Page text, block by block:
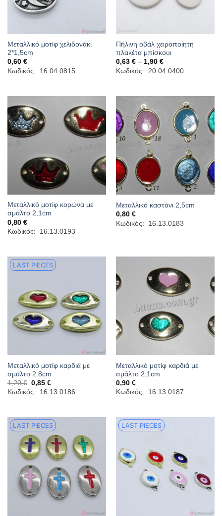
Μεταλλικό μοτίφ χελιδονάκι
2*1,5cm
0,60 €
Κωδικός: 16.04.0815
Πήλινη οβάλ χειροποίητη
πλακέτα μπίσκουι
0,63 € – 1,90 €Price
range:
0,63 €
Κωδικός: 20.04.0400
Μεταλλικό μοτίφ κορώνα με
σμάλτο 2,1cm
0,80 €
Κωδικός: 16.13.0193
Μεταλλικό καστόνι 2,5cm
0,80 €
Κωδικός: 16.13.0183
LAST PIECES
Μεταλλικό μοτίφ καρδιά με
σμάλτο 2.8cm
1,20€ Original
price
was:
0,85 €Η
τρέχουσα
τιμή
Κωδικός: 16.13.0186
Μεταλλικό μοτίφ καρδιά με
σμάλτο 2,1cm
0,90 €
Κωδικός: 16.13.0187
LAST PIECES LAST PIECES